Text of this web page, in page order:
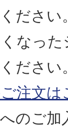
ださい
なっ
ださい
注文は
のご加